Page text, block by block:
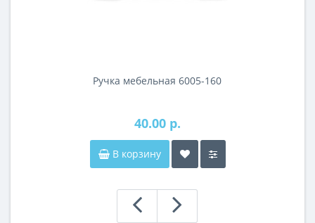
Ручка мебельная 6005-160
40.00 р.
В корзину